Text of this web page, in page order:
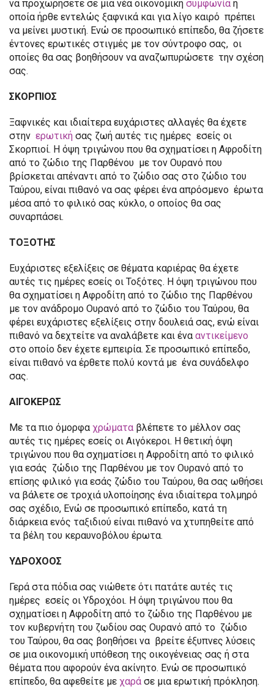
να προχωρήσετε σε μια νέα οικονομική συμφωνία η
οποία ήρθε εντελώς ξαφνικά και για λίγο καιρό πρέπει
να μείνει μυστική. Ενώ σε προσωπικό επίπεδο, θα ζήσετε
έντονες ερωτικές στιγμές με τον σύντροφο σας, οι
οποίες θα σας βοηθήσουν να αναζωπυρώσετε την σχέση
σας.
ΣΚΟΡΠΙΟΣ
Ξαφνικές και ιδιαίτερα ευχάριστες αλλαγές θα έχετε
στην ερωτική σας ζωή αυτές τις ημέρες εσείς οι
Σκορπιοί. Η όψη τριγώνου που θα σχηματίσει η Αφροδίτη
από το ζώδιο της Παρθένου με τον Ουρανό που
βρίσκεται απέναντι από το ζώδιο σας στο ζώδιο του
Ταύρου, είναι πιθανό να σας φέρει ένα απρόσμενο έρωτα
μέσα από το φιλικό σας κύκλο, ο οποίος θα σας
συναρπάσει.
ΤΟΞΟΤΗΣ
Ευχάριστες εξελίξεις σε θέματα καριέρας θα έχετε
αυτές τις ημέρες εσείς οι Τοξότες. Η όψη τριγώνου που
θα σχηματίσει η Αφροδίτη από το ζώδιο της Παρθένου
με τον ανάδρομο Ουρανό από το ζώδιο του Ταύρου, θα
φέρει ευχάριστες εξελίξεις στην δουλειά σας, ενώ είναι
πιθανό να δεχτείτε να αναλάβετε και ένα αντικείμενο
στο οποίο δεν έχετε εμπειρία. Σε προσωπικό επίπεδο,
είναι πιθανό να έρθετε πολύ κοντά με ένα συνάδελφο
σας.
ΑΙΓΟΚΕΡΩΣ
Με τα πιο όμορφα χρώματα βλέπετε το μέλλον σας
αυτές τις ημέρες εσείς οι Αιγόκεροι. Η θετική όψη
τριγώνου που θα σχηματίσει η Αφροδίτη από το φιλικό
για εσάς ζώδιο της Παρθένου με τον Ουρανό από το
επίσης φιλικό για εσάς ζώδιο του Ταύρου, θα σας ωθήσει
να βάλετε σε τροχιά υλοποίησης ένα ιδιαίτερα τολμηρό
σας σχέδιο, Ενώ σε προσωπικό επίπεδο, κατά τη
διάρκεια ενός ταξιδιού είναι πιθανό να χτυπηθείτε από
τα βέλη του κεραυνοβόλου έρωτα.
ΥΔΡΟΧΟΟΣ
Γερά στα πόδια σας νιώθετε ότι πατάτε αυτές τις
ημέρες εσείς οι Υδροχόοι. Η όψη τριγώνου που θα
σχηματίσει η Αφροδίτη από το ζώδιο της Παρθένου με
τον κυβερνήτη του ζωδίου σας Ουρανό από το ζώδιο
του Ταύρου, θα σας βοηθήσει να βρείτε έξυπνες λύσεις
σε μια οικονομική υπόθεση της οικογένειας σας ή στα
θέματα που αφορούν ένα ακίνητο. Ενώ σε προσωπικό
επίπεδο, θα αφεθείτε με χαρά σε μια ερωτική πρόκληση.